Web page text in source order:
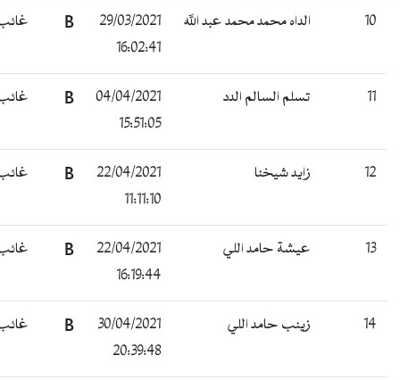
الداه محمد محمد عبد الله
29/03/2021
16:02:41
غائب
تسلم السالم الدد
04/04/2021
15:51:05
غائب
زايد شيخنا
22/04/2021
11:11:10
غائب
عيشة حامد اللي
22/04/2021
16:19:44
غائب
زينب حامد اللي
30/04/2021
20:39:48
غائب